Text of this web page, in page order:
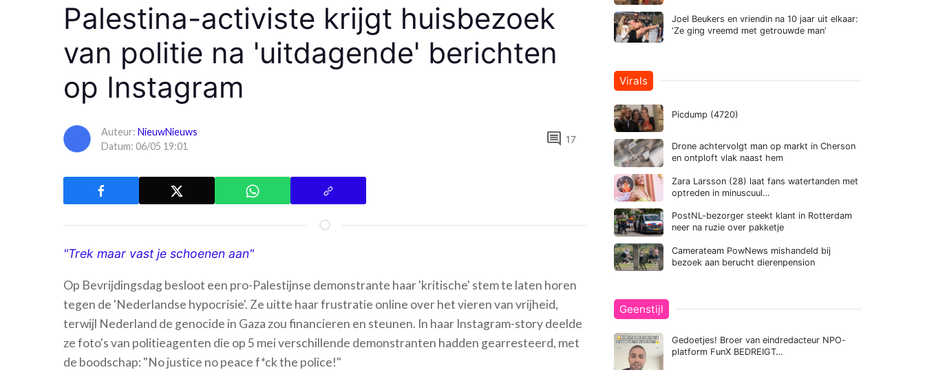
Palestina-activiste krijgt huisbezoek
van politie na 'uitdagende' berichten
op Instagram
Auteur: NieuwNieuws
Datum: 06/05 19:01
comment 17
"Trek maar vast je schoenen aan"
Op Bevrijdingsdag besloot een pro-Palestijnse demonstrante haar 'kritische' stem te laten horen
tegen de 'Nederlandse hypocrisie'. Ze uitte haar frustratie online over het vieren van vrijheid,
terwijl Nederland de genocide in Gaza zou financieren en steunen. In haar Instagram-story deelde
ze foto's van politieagenten die op 5 mei verschillende demonstranten hadden gearresteerd, met
de boodschap: "No justice no peace f*ck the police!"
Joel Beukers en vriendin na 10 jaar uit elkaar:
‘Ze ging vreemd met getrouwde man’
Virals
Picdump (4720)
Drone achtervolgt man op markt in Cherson
en ontploft vlak naast hem
Zara Larsson (28) laat fans watertanden met
optreden in minuscuul…
PostNL-bezorger steekt klant in Rotterdam
neer na ruzie over pakketje
Camerateam PowNews mishandeld bij
bezoek aan berucht dierenpension
Geenstijl
Gedoetjes! Broer van eindredacteur NPO-
platform FunX BEDREIGT…